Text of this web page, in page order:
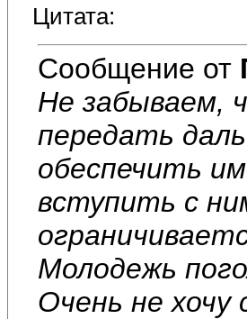
Цитата:
Сообщение от
Не забываем,
передать
обеспечить
вступить с
Молодежь
Очень не хочу